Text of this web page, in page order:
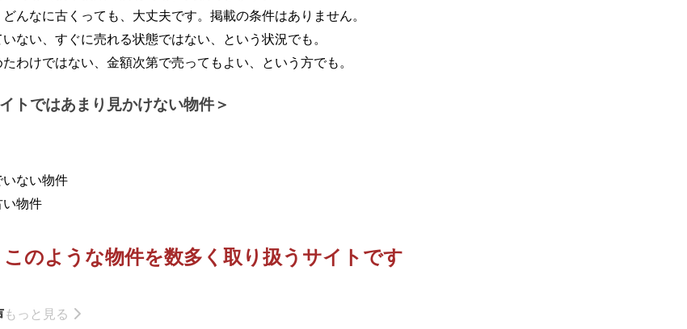
んなに古くっても、大丈夫です。掲載の条件はありません。
ない、すぐに売れる状態ではない、という状況でも。
わけではない、金額次第で売ってもよい、という方でも。
トではあまり見かけない物件
ない物件
物件
のような物件を数多く取り扱うサイトです
もっと見る